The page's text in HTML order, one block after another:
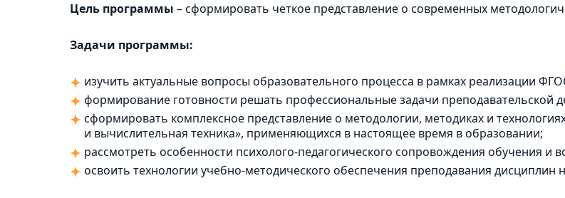
Цель программы – сформировать четкое представление о современных
Задачи программы:
изучить актуальные вопросы образовательного процесса в рамках реализации
формирование готовности решать профессиональные задачи преподавательской
сформировать комплексное представление о методологии, методиках и
и вычислительная техника», применяющихся в настоящее время в образовании;
рассмотреть особенности психолого-педагогического сопровождения обучения и
освоить технологии учебно-методического обеспечения преподавания